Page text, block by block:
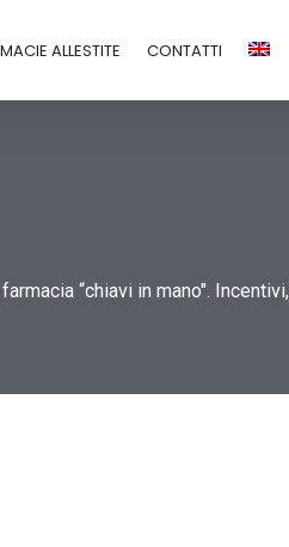
ALLESTITE CONTATTI
“chiavi in mano". Incentivi,